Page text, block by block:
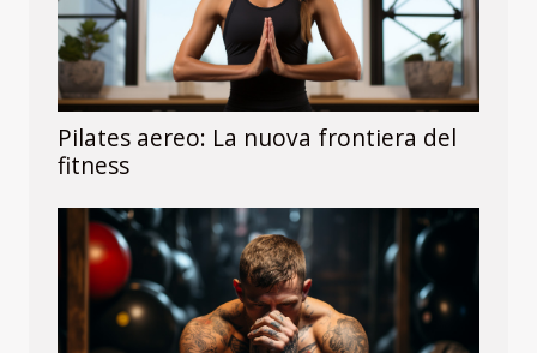
Pilates aereo: La nuova frontiera del
fitness